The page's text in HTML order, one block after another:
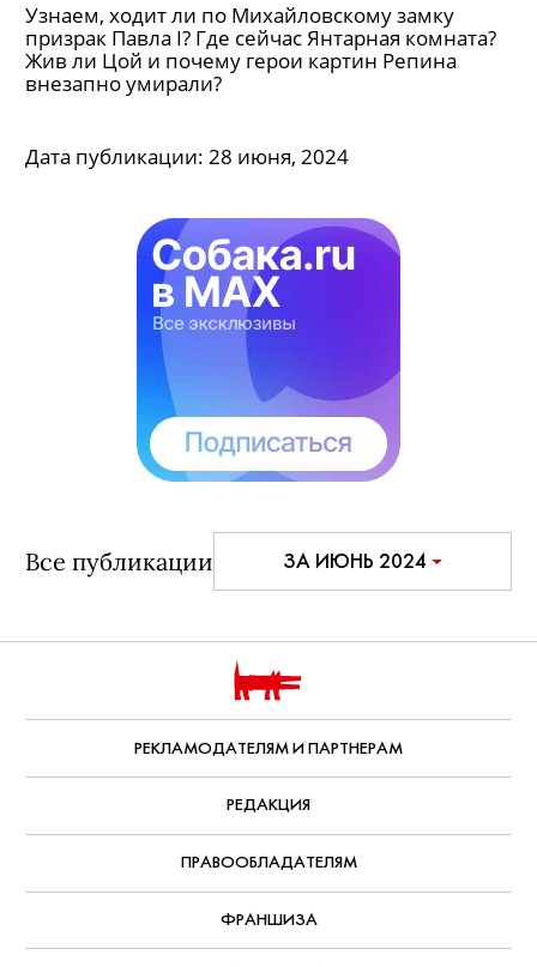
Узнаем, ходит ли по Михайловскому замку
призрак Павла I? Где сейчас Янтарная комната?
Жив ли Цой и почему герои картин Репина
внезапно умирали?
Дата публикации: 28 июня, 2024
Все публикации ЗА ИЮНЬ 2024
РЕКЛАМОДАТЕЛЯМ И ПАРТНЕРАМ
РЕДАКЦИЯ
ПРАВООБЛАДАТЕЛЯМ
ФРАНШИЗА